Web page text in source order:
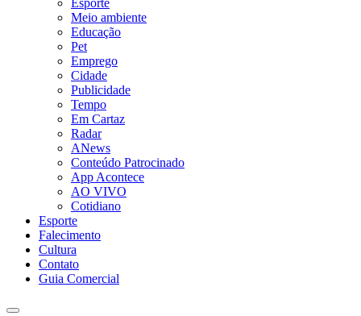
Esporte
Meio ambiente
Educação
Pet
Emprego
Cidade
Publicidade
Tempo
Em Cartaz
Radar
ANews
Conteúdo Patrocinado
App Acontece
AO VIVO
Cotidiano
Esporte
Falecimento
Cultura
Contato
Guia Comercial